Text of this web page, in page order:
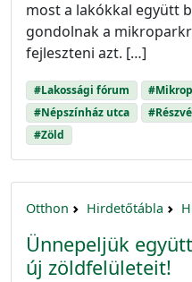
most a lakókkal együtt
gondolnak a
fejleszteni azt. […]
#Lakossági fórum
#Népszínház utca
#Zöld
Otthon Hirdetőtábla
Ünnepeljük
új zöldfelületeit!